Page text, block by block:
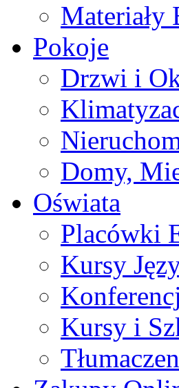
Materiały
Pokoje
Drzwi i
Domy,
Oświata
Placówki
Kursy
Kursy i